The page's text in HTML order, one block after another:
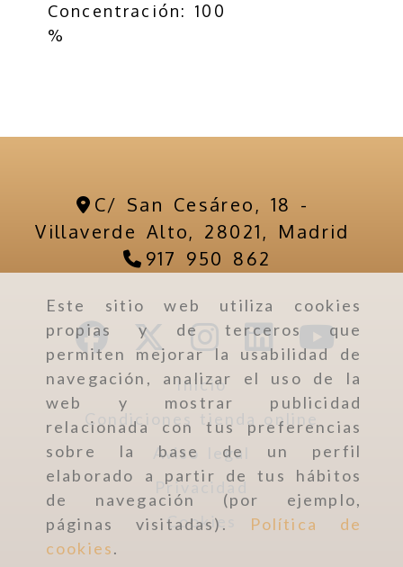
Este sitio web utiliza cookies
propias y de terceros que
permiten mejorar la usabilidad de
navegación, analizar el uso de la
web y mostrar publicidad
relacionada con tus preferencias
sobre la base de un perfil
elaborado a partir de tus hábitos
de navegación (por ejemplo,
páginas visitadas).
Política de
cookies.
Concentración: 100
%
C/ San Cesáreo, 18 -
Villaverde Alto, 28021, Madrid
917 950 862
Inicio
Condiciones tienda online
Aviso legal
Privacidad
Cookies